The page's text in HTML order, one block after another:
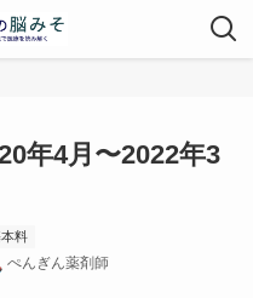
年4月〜2022年3
料
ぺんぎん薬剤師